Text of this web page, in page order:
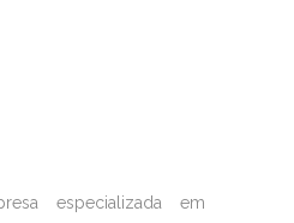
especializada em